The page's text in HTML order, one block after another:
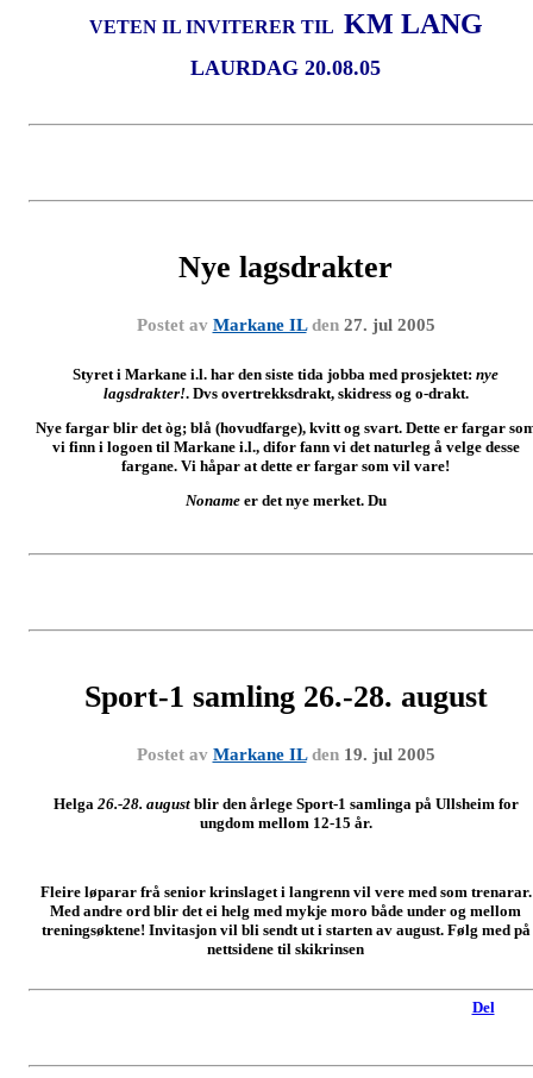
VETEN IL INVITERER TIL KM LANG
LAURDAG 20.08.05
Nye lagsdrakter
Postet av Markane ILden 27. jul 2005
Styret i Markane i.l. har den siste tida jobba med prosjektet: nye
lagsdrakter!. Dvs overtrekksdrakt, skidress og o-drakt.
Nye fargar blir det òg; blå (hovudfarge), kvitt og svart. Dette er fargar
vi finn i logoen til Markane i.l., difor fann vi det naturleg å velge desse
fargane. Vi håpar at dette er fargar som vil vare!
Noname er det nye merket. Du
Sport-1 samling 26.-28. august
Postet av Markane ILden 19. jul 2005
Helga 26.-28. augustblir den årlege Sport-1 samlinga på Ullsheim for
ungdom mellom 12-15 år.
Fleire løparar frå senior krinslaget i langrenn vil vere med som trenarar.
Med andre ord blir det ei helg med mykje moro både under og mellom
treningsøktene! Invitasjon vil bli sendt ut i starten av august. Følg med på
nettsidene til skikrinsen
Del